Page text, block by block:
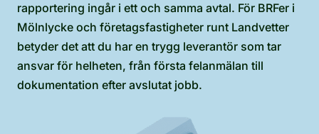
rapportering ingår i ett och samma avtal. För BRFer i
Mölnlycke och företagsfastigheter runt Landvetter
betyder det att du har en trygg leverantör som tar
ansvar för helheten, från första felanmälan till
dokumentation efter avslutat jobb.